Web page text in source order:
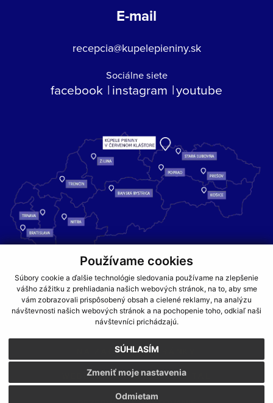
Používame cookies
Súbory cookie a ďalšie technológie sledovania používame na zlepšenie
vášho zážitku z prehliadania našich webových stránok, na to, aby sme
vám zobrazovali prispôsobený obsah a cielené reklamy, na analýzu
návštevnosti našich webových stránok a na pochopenie toho, odkiaľ naši
návštevníci prichádzajú.
SÚHLASÍM
Odmietam
Zmeniť moje nastavenia
E-mail
recepcia@kupelepieniny.sk
Sociálne siete
facebook instagram youtube
Kúpele Pieniny – miesto, kde sa príroda stretáva s liečivou silou
vody a oddychom pre telo aj dušu.
GDPR COOKIES PARTNERI
JEDÁLNY LÍSTOK
CENNÍKY
NA ZAČIATOK STRÁNKY
WEBDESIGN WEBEX.DIGITAL